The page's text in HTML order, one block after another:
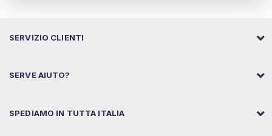
SERVIZIO CLIENTI
SERVE AIUTO?
SPEDIAMO IN TUTTA ITALIA